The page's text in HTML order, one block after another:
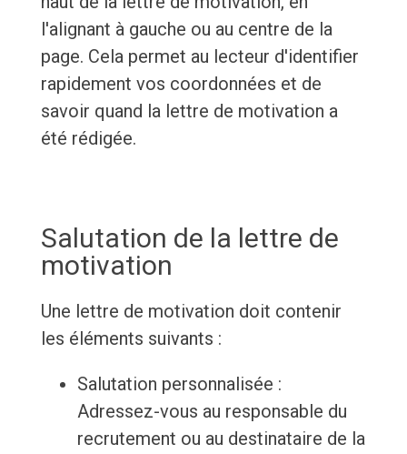
l'alignant à gauche ou au centre de la
page. Cela permet au lecteur d'identifier
rapidement vos coordonnées et de
savoir quand la lettre de motivation a
été rédigée.
Salutation de la lettre de
motivation
Une lettre de motivation doit contenir
les éléments suivants :
Salutation personnalisée :
Adressez-vous au responsable du
recrutement ou au destinataire de la